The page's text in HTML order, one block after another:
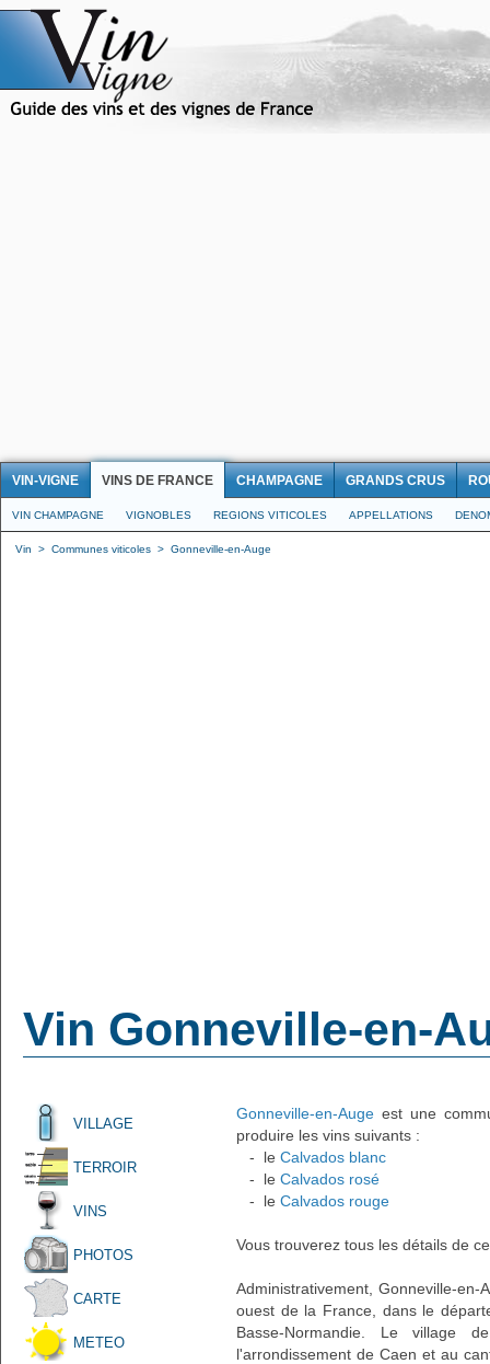
VIN-VIGNE VINS DE FRANCE CHAMPAGNE GRANDS CRUS
VIN CHAMPAGNE VIGNOBLES REGIONS VITICOLES APPELLATIONS
Vin > Communes viticoles > Gonneville-en-Auge
Vin Gonneville-en-
VILLAGE
TERROIR
VINS
PHOTOS
CARTE
METEO
Gonneville-en-Auge est une
produire les vins suivants :
- le Calvados blanc
- le Calvados rosé
- le Calvados rouge
Vous trouverez tous les détails de
Administrativement, Gonneville-
ouest de la France, dans le
Basse-Normandie. Le village
l'arrondissement de Caen et au